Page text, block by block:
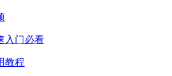
入门必看
教程